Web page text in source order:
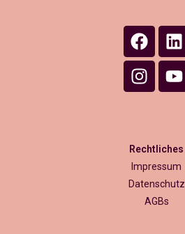
Rechtliches
Impressum
Datenschutz
AGBs